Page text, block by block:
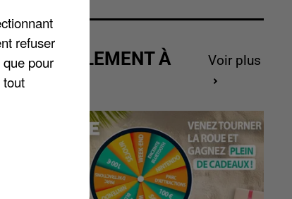
ACTUELLEMENT À
GAGNER
Voir plus
refuser
pour